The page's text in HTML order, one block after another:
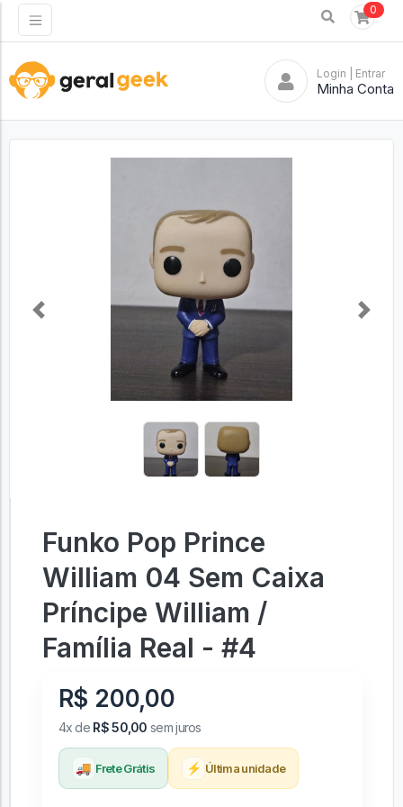
0
Login | Entrar
Minha Conta
Previous Next
Funko Pop Prince
William 04 Sem Caixa
Príncipe William /
Família Real - #4
R$ 200,00
4x de R$ 50,00 sem juros
🚚 Frete Grátis ⚡ Última unidade